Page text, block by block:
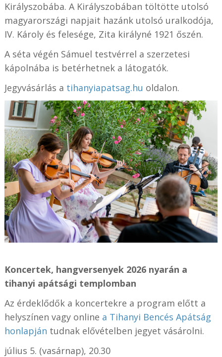
Királyszobába. A Királyszobában töltötte utolsó
magyarországi napjait hazánk utolsó uralkodója,
IV. Károly és felesége, Zita királyné 1921 őszén.
A séta végén Sámuel testvérrel a szerzetesi
kápolnába is betérhetnek a látogatók.
Jegyvásárlás a tihanyiapatsag.hu oldalon.
Koncertek, hangversenyek 2026 nyarán a
tihanyi apátsági templomban
Az érdeklődők a koncertekre a program előtt a
helyszínen vagy online a Tihanyi Bencés Apátság
honlapján tudnak elővételben jegyet vásárolni.
július 5. (vasárnap), 20.30